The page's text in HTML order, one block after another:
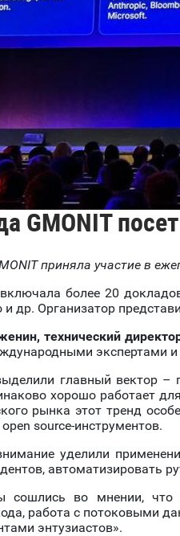
GMONIT
приняла участие в
более 20
и др. Организатор
технический
экспертами и
главный вектор
хорошо работает
рынка этот тренд
open source-инструментов.
уделили
автоматизировать
сошлись во мнении, что
работа с потоковыми
энтузиастов».